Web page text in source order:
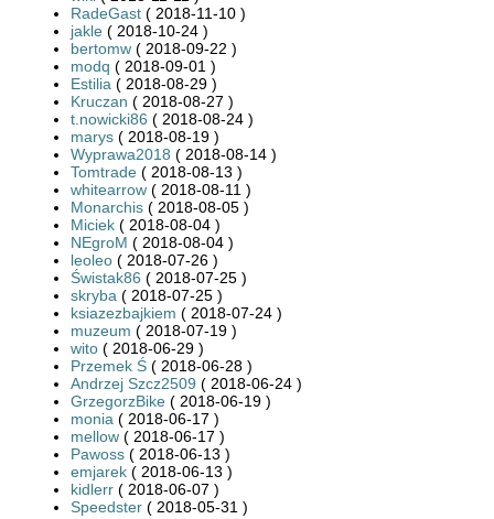
RadeGast ( 2018-11-10 )
jakle ( 2018-10-24 )
bertomw ( 2018-09-22 )
modq ( 2018-09-01 )
Estilia ( 2018-08-29 )
Kruczan ( 2018-08-27 )
t.nowicki86 ( 2018-08-24 )
marys ( 2018-08-19 )
Wyprawa2018 ( 2018-08-14 )
Tomtrade ( 2018-08-13 )
whitearrow ( 2018-08-11 )
Monarchis ( 2018-08-05 )
Miciek ( 2018-08-04 )
NEgroM ( 2018-08-04 )
leoleo ( 2018-07-26 )
Świstak86 ( 2018-07-25 )
skryba ( 2018-07-25 )
ksiazezbajkiem ( 2018-07-24 )
muzeum ( 2018-07-19 )
wito ( 2018-06-29 )
Przemek Ś ( 2018-06-28 )
Andrzej Szcz2509 ( 2018-06-24 )
GrzegorzBike ( 2018-06-19 )
monia ( 2018-06-17 )
mellow ( 2018-06-17 )
Pawoss ( 2018-06-13 )
emjarek ( 2018-06-13 )
kidlerr ( 2018-06-07 )
Speedster ( 2018-05-31 )